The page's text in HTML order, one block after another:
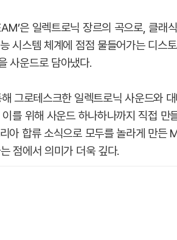
은 일렉트로닉 장르의 곡으로, 클래
시스템 체계에 점점 물들어가는 디스
사운드로 담아냈다.
그로테스크한 일렉트로닉 사운드와
를 위해 사운드 하나하나까지 직접 만
아 합류 소식으로 모두를 놀라게 만든
점에서 의미가 더욱 깊다.